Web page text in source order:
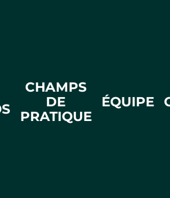
CHAMPS
DE
PRATIQUE
ÉQUIPE